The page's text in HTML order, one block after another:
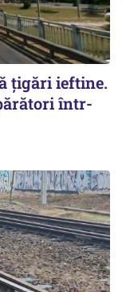
țigări ieftine.
într-